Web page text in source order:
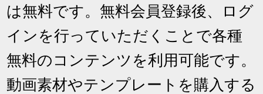
は無料です。無料会員登録後、ログ
インを行っていただくことで各種
無料のコンテンツを利用可能です。
動画素材やテンプレートを購入する